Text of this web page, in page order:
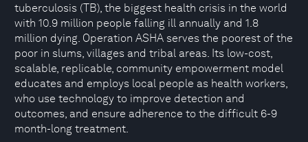
tuberculosis (TB), the biggest health crisis in the world
with 10.9 million people falling ill annually and 1.8
million dying. Operation ASHA serves the poorest of the
poor in slums, villages and tribal areas. Its low-cost,
scalable, replicable, community empowerment model
educates and employs local people as health workers,
who use technology to improve detection and
outcomes, and ensure adherence to the difficult 6-9
month-long treatment.